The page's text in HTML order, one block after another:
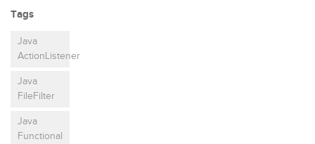
Tags
Java
ActionListener
Java
FileFilter
Java
Functional